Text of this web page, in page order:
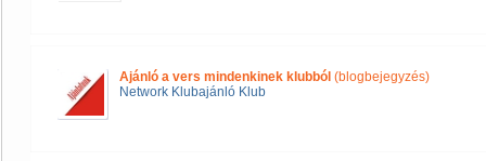
Ajánló a vers mindenkinek klubból (blogbejegyzés)
Network Klubajánló Klub